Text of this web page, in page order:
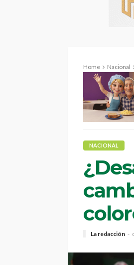
Home Nacional
NACIONAL
La redacción